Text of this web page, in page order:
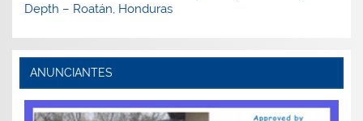
Depth – Roatán, Honduras
ANUNCIANTES